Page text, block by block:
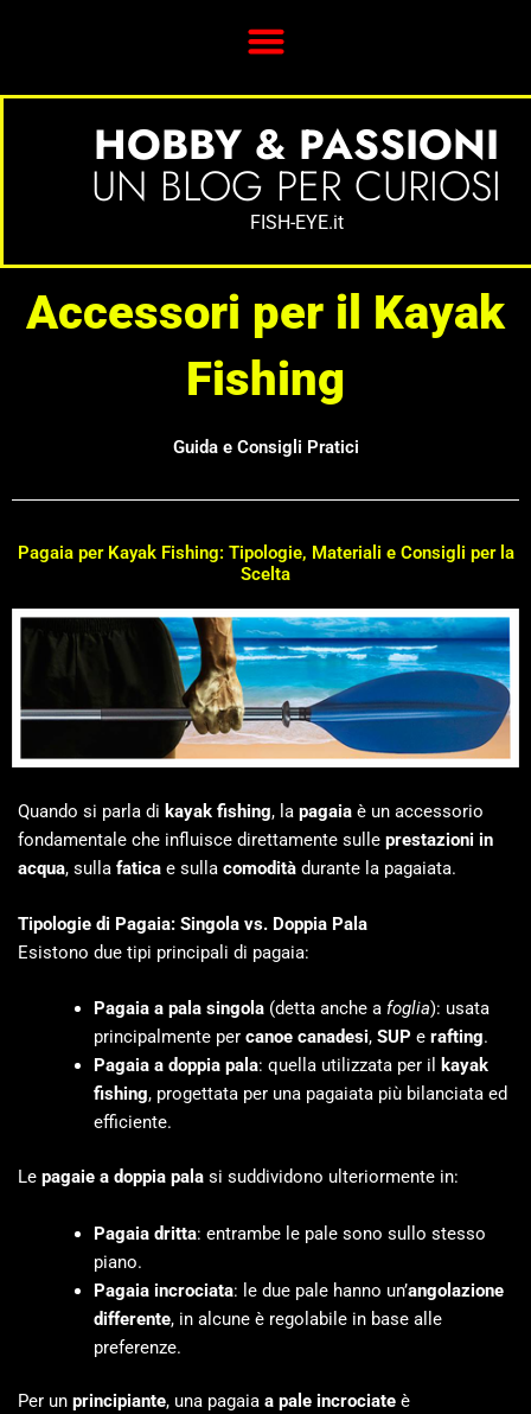
FISH-EYE.it
HOBBY & PASSIONI
UN BLOG PER CURIOSI
Accessori per il Kayak
Fishing
Guida e Consigli Pratici
Pagaia per Kayak Fishing: Tipologie, Materiali e Consigli per la
Scelta
Quando si parla di kayak fishing, la pagaia è un accessorio
fondamentale che influisce direttamente sulle prestazioni in
acqua, sulla fatica e sulla comodità durante la pagaiata.
Tipologie di Pagaia: Singola vs. Doppia Pala
Esistono due tipi principali di pagaia:
Pagaia a pala singola(detta anche a foglia): usata
principalmente per canoe canadesi, SUP e rafting.
Pagaia a doppia pala: quella utilizzata per il
kayak
fishing, progettata per una pagaiata più bilanciata ed
efficiente.
Le pagaie a doppia pala si suddividono ulteriormente in:
Pagaia dritta: entrambe le pale sono sullo stesso
piano.
Pagaia incrociata: le due pale hanno un’angolazione
differente, in alcune è regolabile in base alle
preferenze.
Per un principiante, una pagaia a pale incrociate è